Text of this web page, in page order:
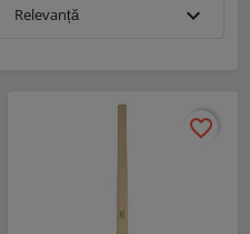
Relevanță expand_more
favorite_border
favorite_border